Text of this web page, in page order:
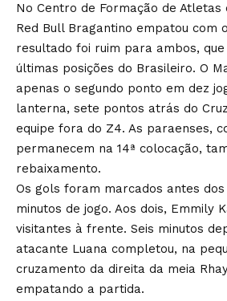
No Centro de Formação de Atletas
Red Bull Bragantino empatou com
resultado foi ruim para ambos,
últimas posições do Brasileiro. O
apenas o segundo ponto em dez
lanterna, sete pontos atrás do
equipe fora do Z4. As paraenses,
permanecem na 14ª colocação,
rebaixamento.
Os gols foram marcados antes
minutos de jogo. Aos dois, Emmily
visitantes à frente. Seis minutos
atacante Luana completou, na
cruzamento da direita da meia
empatando a partida.